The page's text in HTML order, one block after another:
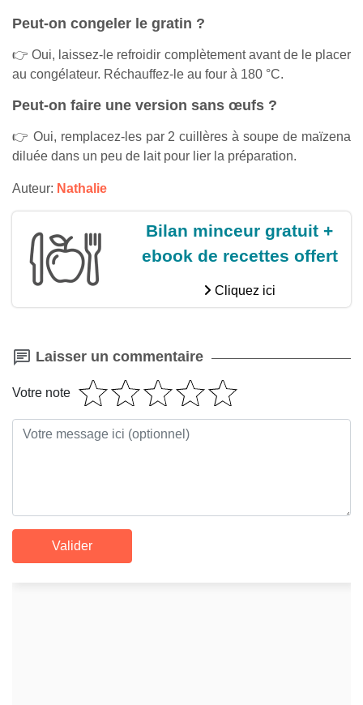
Peut-on congeler le gratin ?
👉 Oui, laissez-le refroidir complètement avant de le placer
au congélateur. Réchauffez-le au four à 180 °C.
Peut-on faire une version sans œufs ?
👉 Oui, remplacez-les par 2 cuillères à soupe de maïzena
diluée dans un peu de lait pour lier la préparation.
Auteur: Nathalie
Bilan minceur gratuit +
ebook de recettes offert
Cliquez ici
Laisser un commentaire
Votre note